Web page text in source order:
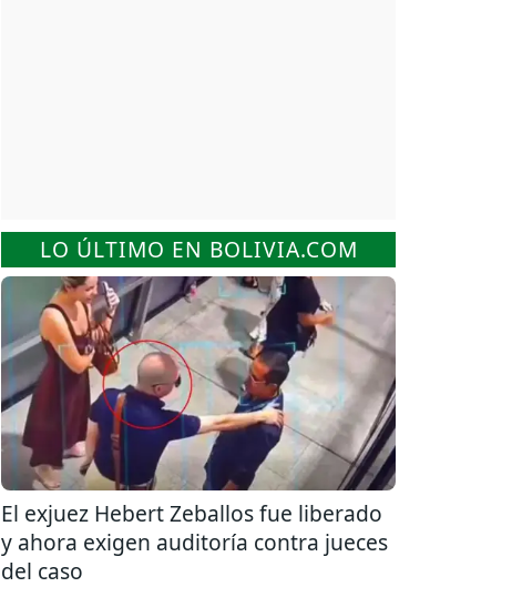
LO ÚLTIMO EN BOLIVIA.COM
El exjuez Hebert Zeballos fue liberado
y ahora exigen auditoría contra jueces
del caso